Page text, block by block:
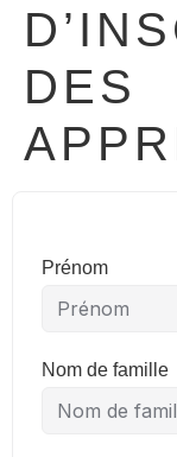
DES
Prénom
Nom de famille